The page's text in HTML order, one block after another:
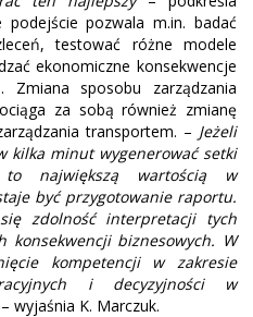
podejście pozwala m.in. badać
testować różne modele
ekonomiczne konsekwencje
Zmiana sposobu zarządzania
za sobą również zmianę
transportem. – Jeżeli
kilka minut wygenerować setki
to największą wartością w
być przygotowanie raportu.
zdolność interpretacji tych
konsekwencji biznesowych. W
kompetencji w zakresie
i decyzyjności w
– wyjaśnia K. Marczuk.